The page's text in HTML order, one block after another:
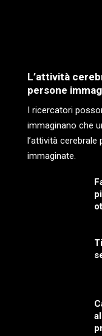
L’attività
persone
I ricercatori
immaginano che
l’attività
immaginate.